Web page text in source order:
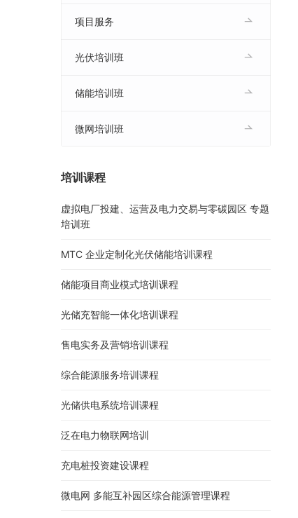
项目服务
光伏培训班
储能培训班
微网培训班
培训课程
虚拟电厂投建、运营及电力交易与零碳园区 专题
培训班
MTC 企业定制化光伏储能培训课程
储能项目商业模式培训课程
光储充智能一体化培训课程
售电实务及营销培训课程
综合能源服务培训课程
光储供电系统培训课程
泛在电力物联网培训
充电桩投资建设课程
微电网 多能互补园区综合能源管理课程